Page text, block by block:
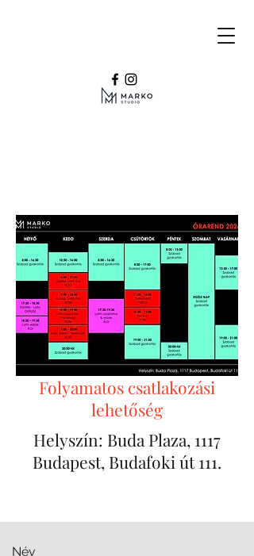
Folyamatos csatlakozási
lehetőség
Helyszín: Buda Plaza, 1117
Budapest, Budafoki út 111.
Név